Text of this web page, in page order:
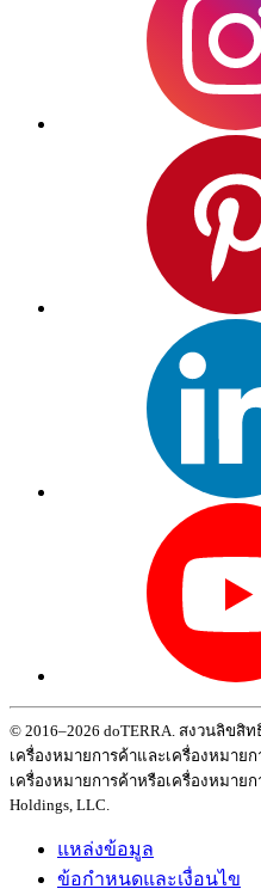
© 2016–2026 doTERRA. สงวนลิข
เครื่องหมายการค้าและเครื่องหมาย
เครื่องหมายการค้าหรือเครื่องหมาย
Holdings, LLC.
แหล่งข้อมูล
ข้อกำหนดและเงื่อนไข